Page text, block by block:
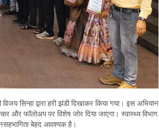
सिन्हा द्वारा हरी झंडी दिखाकर किया गया। इस अभियान
और फॉलोअप पर विशेष जोर दिया जाएगा। स्वास्थ्य विभाग
बेहद आवश्यक है।